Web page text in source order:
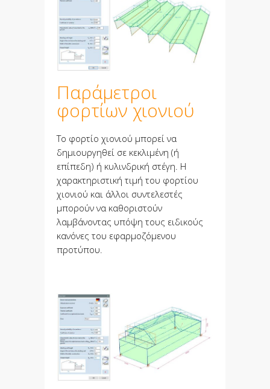
Παράμετροι
φορτίων χιονιού
Το φορτίο χιονιού μπορεί να
δημιουργηθεί σε κεκλιμένη (ή
επίπεδη) ή κυλινδρική στέγη. Η
χαρακτηριστική τιμή του φορτίου
χιονιού και άλλοι συντελεστές
μπορούν να καθοριστούν
λαμβάνοντας υπόψη τους ειδικούς
κανόνες του εφαρμοζόμενου
προτύπου.